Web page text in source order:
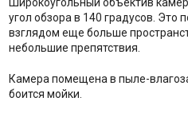
угол обзора в 140 градусов. Это
взглядом еще больше
небольшие препятствия.
Камера помещена в пыле-
боится мойки.